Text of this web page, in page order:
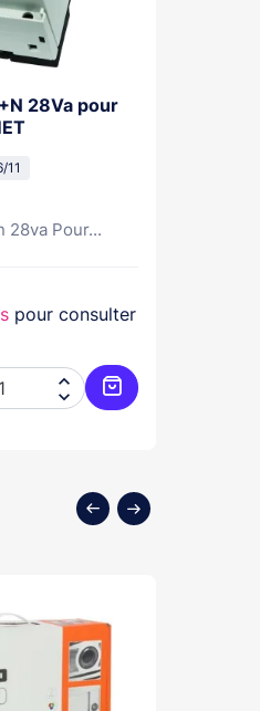
28Va pour
11
28va Pour...
pour consulter


Ajouter au panier